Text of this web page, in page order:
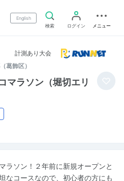
English
検索
ログイン メニュー
計測あり大会
葛飾区）
マラソン（堀切エリ
ラソン！２年前に新規オープンと
なコースなので、初心者の方にも